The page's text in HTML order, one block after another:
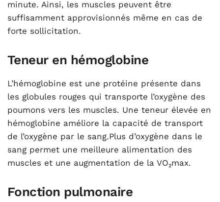
minute. Ainsi, les muscles peuvent être
suffisamment approvisionnés même en cas de
forte sollicitation.
Teneur en hémoglobine
L’hémoglobine est une protéine présente dans
les globules rouges qui transporte l’oxygène des
poumons vers les muscles. Une teneur élevée en
hémoglobine améliore la capacité de transport
de l’oxygène par le sang.Plus d’oxygène dans le
sang permet une meilleure alimentation des
muscles et une augmentation de la VO₂max.
Fonction pulmonaire